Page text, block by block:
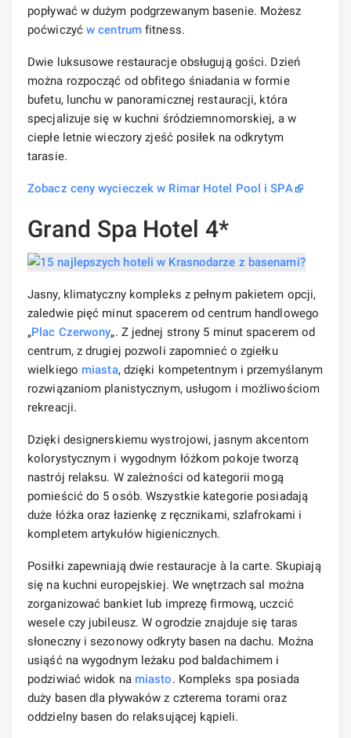
popływać w dużym podgrzewanym basenie. Możesz
poćwiczyć w centrumfitness.
Dwie luksusowe restauracje obsługują gości. Dzień
można rozpocząć od obfitego śniadania w formie
bufetu, lunchu w panoramicznej restauracji, która
specjalizuje się w kuchni śródziemnomorskiej, a w
ciepłe letnie wieczory zjeść posiłek na odkrytym
tarasie.
Zobacz ceny wycieczek w Rimar Hotel Pool i SPA
Grand Spa Hotel 4*
Jasny, klimatyczny kompleks z pełnym pakietem opcji,
zaledwie pięć minut spacerem od centrum handlowego
„Plac Czerwony„. Z jednej strony 5 minut spacerem od
centrum, z drugiej pozwoli zapomnieć o zgiełku
wielkiego miasta, dzięki kompetentnym i przemyślanym
rozwiązaniom planistycznym, usługom i możliwościom
rekreacji.
Dzięki designerskiemu wystrojowi, jasnym akcentom
kolorystycznym i wygodnym łóżkom pokoje tworzą
nastrój relaksu. W zależności od kategorii mogą
pomieścić do 5 osób. Wszystkie kategorie posiadają
duże łóżka oraz łazienkę z ręcznikami, szlafrokami i
kompletem artykułów higienicznych.
Posiłki zapewniają dwie restauracje à la carte. Skupiają
się na kuchni europejskiej. We wnętrzach sal można
zorganizować bankiet lub imprezę firmową, uczcić
wesele czy jubileusz. W ogrodzie znajduje się taras
słoneczny i sezonowy odkryty basen na dachu. Można
usiąść na wygodnym leżaku pod baldachimem i
podziwiać widok na miasto. Kompleks spa posiada
duży basen dla pływaków z czterema torami oraz
oddzielny basen do relaksującej kąpieli.